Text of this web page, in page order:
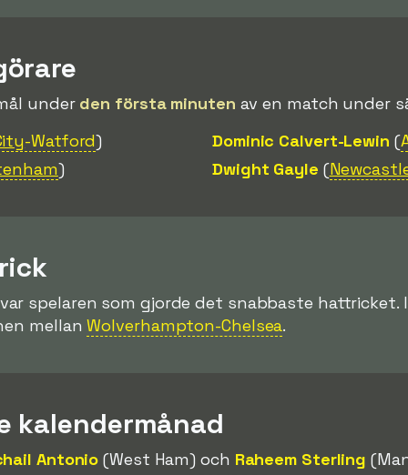
under den första minuten av en match under
-Watford)
)
Dominic Calvert-Lewin (
Dwight Gayle (
spelaren som gjorde det snabbaste
mellanWolverhampton-Chelsea.
kalendermånad
Antonio (West Ham) och Raheem Sterling